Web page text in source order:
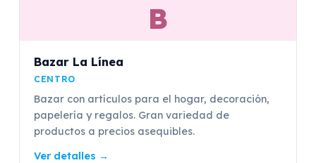
B
Bazar La Línea
CENTRO
Bazar con artículos para el hogar, decoración,
papelería y regalos. Gran variedad de
productos a precios asequibles.
Ver detalles →